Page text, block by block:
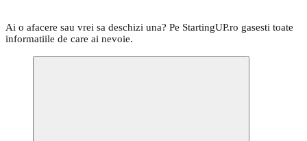
Ai o afacere sau vrei sa deschizi una? Pe StartingUP.ro gasesti toate
informatiile de care ai nevoie.